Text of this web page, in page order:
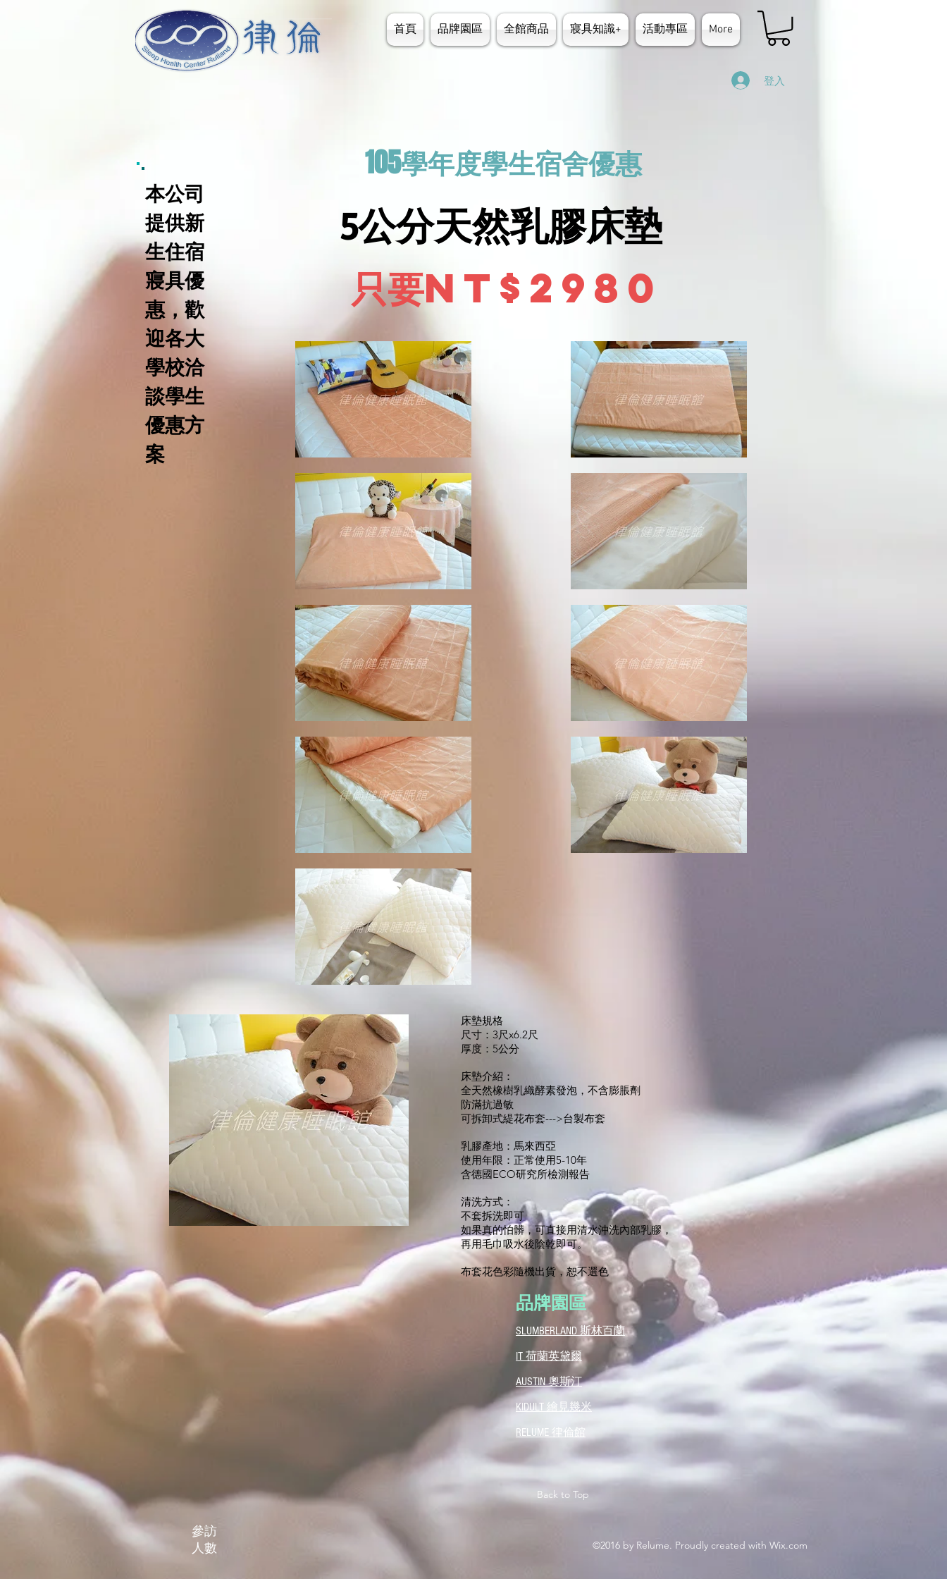
首頁 品牌園區 全館商品 寢具知識+ 活動專區 More
登入
​​本公司
提供新
生住宿
寢具優
惠，歡
迎各大
學校洽
談學生
優惠方
案
105學年度學生宿舍優惠
5公分天然乳膠床墊
只要NT$2980
床墊規格
尺寸：3尺x6.2尺
厚度：5公分
床墊介紹：
全天然橡樹乳織酵素發泡，不含膨脹劑
防滿抗過敏
可拆卸式緹花布套--->台製布套
乳膠產地：馬來西亞
使用年限：正常使用5-10年
​含德國ECO研究所檢測報告
清洗方式：
不套拆洗即可
​如果真的怕髒，可直接用清水沖洗內部乳膠，
再用毛巾吸水後陰乾即可。
​布套花色彩隨機出貨，恕不選色
​參訪
人數
​品牌園區
SLUMBERLAND 斯林百蘭
IT 荷蘭英黛爾
AUSTIN 奧斯汀
​KIDULT 繪見幾米
​RELUME 律倫館
Back to Top
©2016 by Relume. Proudly created with Wix.com